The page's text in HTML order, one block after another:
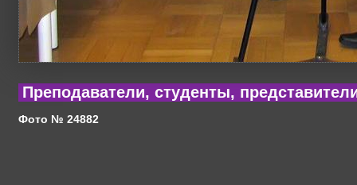
Преподаватели, студенты,
Фото № 24882